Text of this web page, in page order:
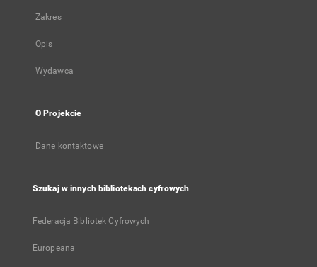
Zakres
Opis
Wydawca
O Projekcie
Dane kontaktowe
Szukaj w innych bibliotekach cyfrowych
Federacja Bibliotek Cyfrowych
Europeana